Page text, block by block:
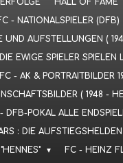
HALL OF FAME
- NATIONALSPIELER (DFB)
UND AUFSTELLUNGEN (
EWIGE SPIELER SPIELEN
FC - AK & PORTRAITBILDER
( 1948 -
DFB-POKAL ALLE
: DIE AUFSTIEGSHELDEN
FC - HEINZ